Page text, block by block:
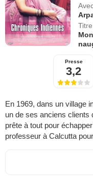
Presse
3,2
En 1969, dans un village
un de ses anciens clients
prête à tout pour
professeur à Calcutta